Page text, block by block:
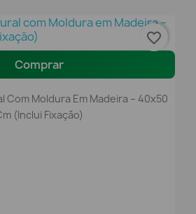
Comprar
Com Moldura Em Madeira – 40x50
(Inclui Fixação)
favorite_border